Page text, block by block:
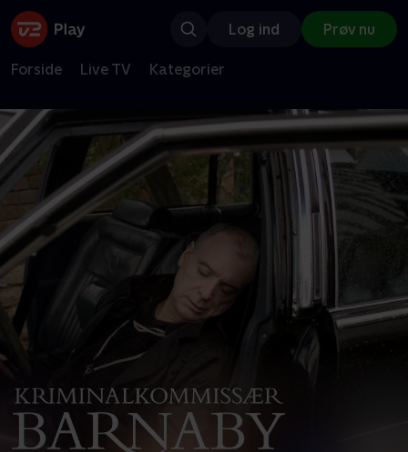
Log ind Prøv nu
Forside Live TV Kategorier